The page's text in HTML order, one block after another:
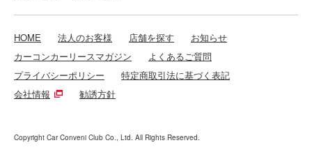
HOME 法人のお客様 店舗を探す
お知らせ
カーコンカーリースマガジン
よくあるご質問
プライバシーポリシー
特定商取引法に基づく表記
会社情報
勧誘方針
Copyright Car Conveni Club Co., Ltd. All Rights Reserved.